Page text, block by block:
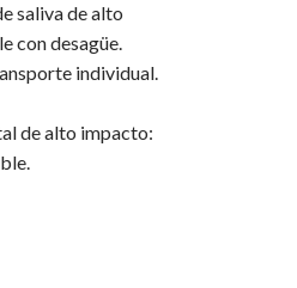
saliva de alto
con desagüe.
individual.
de alto impacto: